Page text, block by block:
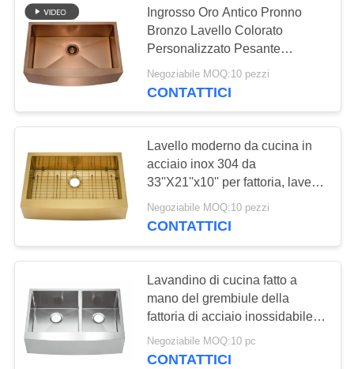
PRIVACY
POLICY
Lavandino della
stazione di lavoro
della cucina
Lavandino di acciaio
inossidabile di PVD
Ingrosso Oro Antico Pronno
Bronzo Lavello Colorato
Personalizzato Pesante
Spessore Lavello Cucina
Spessore Acciaio Inossidabile
Negoziabile MOQ:10 pezzi
CONTATTICI
Lavello moderno da cucina in
acciaio inox 304 da
33''X21''x10'' per fattoria, lavello
a grembiule dorato PVD
antigraffio fatto a mano
Negoziabile MOQ:10 pezzi
CONTATTICI
Lavandino di cucina fatto a
mano del grembiule della
fattoria di acciaio inossidabile
della ciotola 304 del
LAVANDINO di FOOK doppi
Negoziabile MOQ:10 pc
CONTATTICI